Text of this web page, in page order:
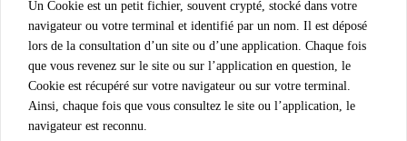
Un Cookie est un petit fichier, souvent crypté, stocké dans votre
navigateur ou votre terminal et identifié par un nom. Il est déposé
lors de la consultation d’un site ou d’une application. Chaque fois
que vous revenez sur le site ou sur l’application en question, le
Cookie est récupéré sur votre navigateur ou sur votre terminal.
Ainsi, chaque fois que vous consultez le site ou l’application, le
navigateur est reconnu.